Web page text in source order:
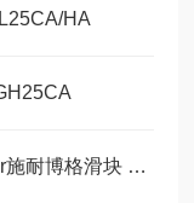
HA
MRW65B/MRB65瑞士Schneeberger施耐博格滑块 导轨